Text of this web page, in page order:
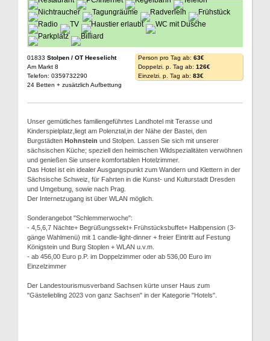
01833 Stolpen / OT Heeselicht
Am Markt 8
Telefon: 0359732290
24 Betten + zusätzlich Aufbettung
Person pro Tag ab: 63€
Doppelzi. p. Tag ab: 126€
Einzelzi. p. Tag ab: 83€
Unser gemütliches familiengeführtes Landhotel mit Terasse und
Kinderspielplatz,liegt am Polenztal,in der Nähe der Bastei, den
Burgstädten Hohnstein und Stolpen. Lassen Sie sich mit unserer
sächsischen Küche; speziell den heimischen Wildspezialitäten verwöhnen
und genießen Sie unsere komfortablen Hotelzimmer.
Das Hotel ist ein idealer Ausgangspunkt zum Wandern und Klettern in der
Sächsische Schweiz, für Fahrten in die Kunst- und Kulturstadt Dresden
und Umgebung, sowie nach Prag.
Der Internetzugang ist über WLAN möglich.
Sonderangebot "Schlemmerwoche":
- 4,5,6,7 Nächte+ Begrüßungssekt+ Frühstücksbuffet+ Halbpension (3-
gänge Wahlmenü) mit 1 candle-light-dinner + freier Eintritt auf Festung
Königstein und Burg Stoplen + WLAN u.v.m.
- ab 456,00 Euro p.P. im Doppelzimmer oder ab 536,00 Euro im
Einzelzimmer
Der Landestourismusverband Sachsen kürte unser Haus zum
"Gästeliebling 2023 von ganz Sachsen" in der Kategorie "Hotels".